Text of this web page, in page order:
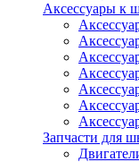
Аксессуары к
Запчасти для